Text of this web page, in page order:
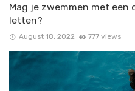
Mag je zwemmen met een
letten?
August 18, 2022 777 views